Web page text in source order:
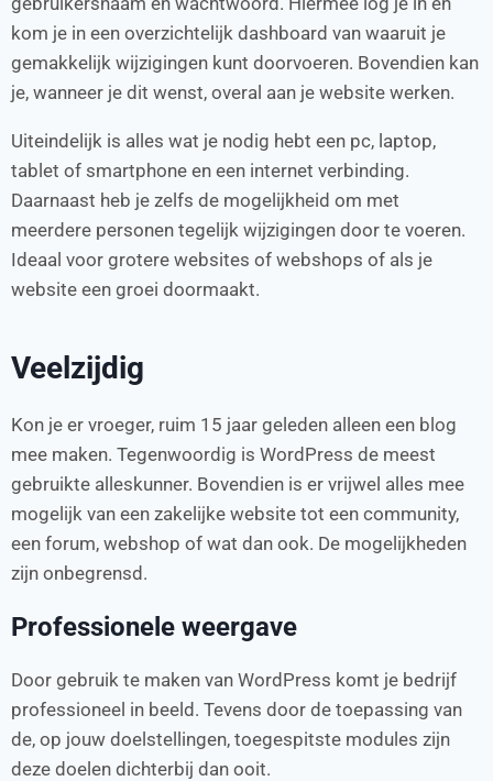
kom je in een overzichtelijk dashboard van waaruit je
gemakkelijk wijzigingen kunt doorvoeren. Bovendien kan
je, wanneer je dit wenst, overal aan je website werken.
Uiteindelijk is alles wat je nodig hebt een pc, laptop,
tablet of smartphone en een internet verbinding.
Daarnaast heb je zelfs de mogelijkheid om met
meerdere personen tegelijk wijzigingen door te voeren.
Ideaal voor grotere websites of webshops of als je
website een groei doormaakt.
Veelzijdig
Kon je er vroeger, ruim 15 jaar geleden alleen een blog
mee maken. Tegenwoordig is WordPress de meest
gebruikte alleskunner. Bovendien is er vrijwel alles mee
mogelijk van een zakelijke website tot een community,
een forum, webshop of wat dan ook. De mogelijkheden
zijn onbegrensd.
Professionele weergave
Door gebruik te maken van WordPress komt je bedrijf
professioneel in beeld. Tevens door de toepassing van
de, op jouw doelstellingen, toegespitste modules zijn
deze doelen dichterbij dan ooit.